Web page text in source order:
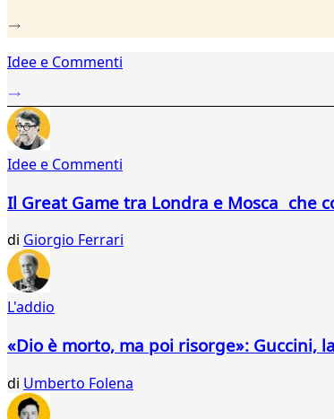
...
Idee e Commenti
Idee e Commenti
Il Great Game tra Londra e Mosca che
di Giorgio Ferrari
L'addio
«Dio è morto, ma poi risorge»: Guccini,
di Umberto Folena